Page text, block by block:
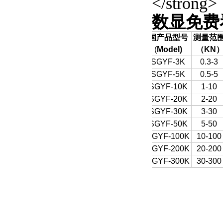
数显免
国产品型号
(Model)
测量范
（ KN
SGYF-3K
0.3-3
SGYF-5K
0.5-5
SGYF-10K
1-10
SGYF-20K
2-20
SGYF-30K
3-30
SGYF-50K
5-50
SGYF-100K
10-100
SGYF-200K
20-200
SGYF-300K
30-300